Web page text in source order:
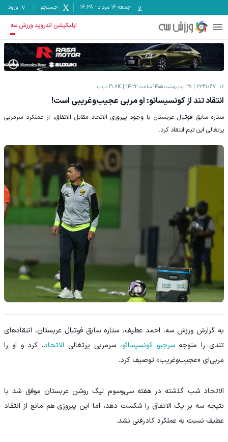
جمعه ۱۶ مرداد -
16:28 جستجو ورود
اپلیکیشن اندروید ورزش سه
کد: 2361067 25 اردیبهشت 1405 ساعت 14:22 19.8K بازدید
انتقاد تند از کونسیسائو: او مربی عجیب‌وغریبی است!
ستاره سابق فوتبال عربستان با وجود پیروزی الاتحاد مقابل الاتفاق، از عملکرد سرمربی
پرتغالی این تیم انتقاد کرد.
به گزارش ورزش سه، احمد عطیف، ستاره سابق فوتبال عربستان، انتقادهای
تندی را متوجهسرجیو کونسیسائو، سرمربی پرتغالی الاتحاد، کرد و او را
مربی‌ای «عجیب‌وغریب» توصیف کرد.
الاتحاد شب گذشته در هفته سی‌وسوم لیگ روشن عربستان موفق شد با
نتیجه سه بر یک الاتفاق را شکست دهد، اما این پیروزی هم مانع از انتقاد
عطیف نسبت به عملکرد کادرفنی نشد.